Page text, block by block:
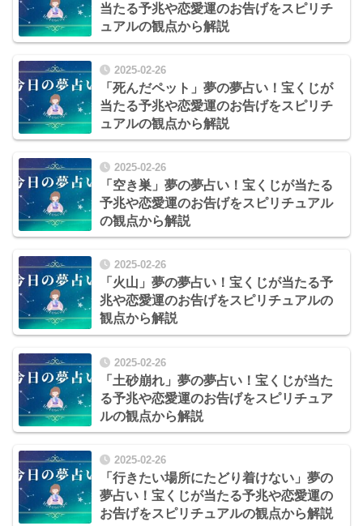
当たる予兆や恋愛運のお告げをスピリチ
ュアルの観点から解説
2025-02-26
「死んだペット」夢の夢占い！宝くじが
当たる予兆や恋愛運のお告げをスピリチ
ュアルの観点から解説
2025-02-26
「空き巣」夢の夢占い！宝くじが当たる
予兆や恋愛運のお告げをスピリチュアル
の観点から解説
2025-02-26
「火山」夢の夢占い！宝くじが当たる予
兆や恋愛運のお告げをスピリチュアルの
観点から解説
2025-02-26
「土砂崩れ」夢の夢占い！宝くじが当た
る予兆や恋愛運のお告げをスピリチュア
ルの観点から解説
2025-02-26
「行きたい場所にたどり着けない」夢の
夢占い！宝くじが当たる予兆や恋愛運の
お告げをスピリチュアルの観点から解説